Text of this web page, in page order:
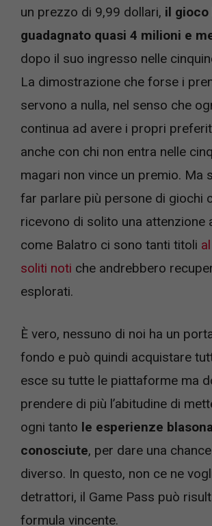
un prezzo di 9,99 dollari, il gioco
guadagnato quasi 4 milioni e
dopo il suo ingresso nelle
La dimostrazione che forse i
servono a nulla, nel senso che
continua ad avere i propri
anche con chi non entra nelle
magari non vince un premio. Ma
far parlare più persone di giochi
ricevono di solito una attenzione
come Balatro ci sono tanti titoli
soliti noti che andrebbero
esplorati.
È vero, nessuno di noi ha un
fondo e può quindi acquistare
esce su tutte le piattaforme ma
prendere di più l’abitudine di
ogni tanto le esperienze
conosciute, per dare una
diverso. In questo, non ce ne
detrattori, il Game Pass può
formula vincente.